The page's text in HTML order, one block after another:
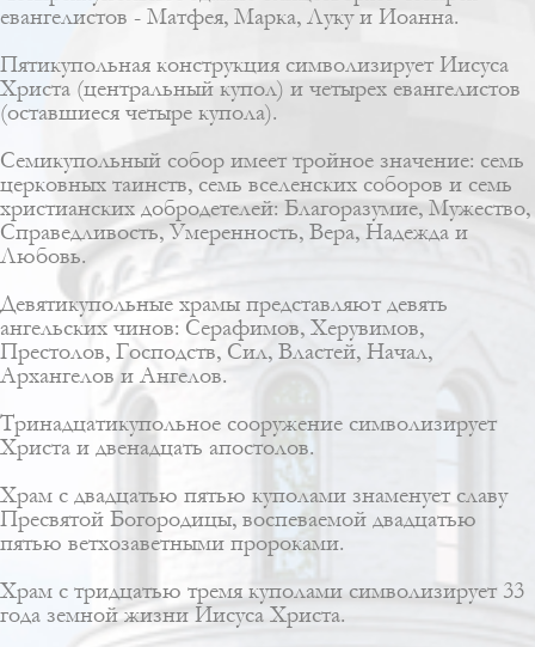
евангелистов - Матфея, Марка, Луку и Иоанна.
Пятикупольная конструкция символизирует Иисуса
Христа (центральный купол) и четырех евангелистов
(оставшиеся четыре купола).
Семикупольный собор имеет тройное значение: семь
церковных таинств, семь вселенских соборов и семь
христианских добродетелей: Благоразумие, Мужество,
Справедливость, Умеренность, Вера, Надежда и
Любовь.
Девятикупольныe храмы представляют девять
ангельских чинов: Серафимов, Херувимов,
Престолов, Господств, Сил, Властей, Начал,
Архангелов и Ангелов.
Тринадцатикупольное сооружение символизирует
Христа и двенадцать апостолов.
Храм с двадцатью пятью куполами знаменует славу
Пресвятой Богородицы, воспеваемой двадцатью
пятью ветхозаветными пророками.
Храм с тридцатью тремя куполами символизирует 33
года земной жизни Иисуса Христа.